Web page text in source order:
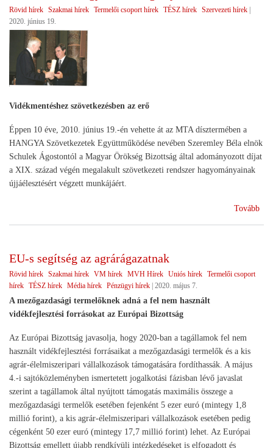
Rövid hírek Szakmai hírek Termelői csoport hírek TÉSZ hírek Szervezeti hírek
2020. június 19.
Vidékmentéshez szövetkezésben az erő
Éppen 10 éve, 2010. június 19.-én vehette át az MTA dísztermében a
HANGYA Szövetkezetek Együttműködése nevében Szeremley Béla elnök
Schulek Ágostontól a Magyar Örökség Bizottság által adományozott díjat
a XIX. század végén megalakult szövetkezeti rendszer hagyományainak
újjáélesztésért végzett munkájáért.
Tovább
EU-s segítség az agrárágazatnak
Rövid hírek Szakmai hírek VM hírek MVH Hírek Uniós hírek Termelői csoport
hírek TÉSZ hírek Média hírek Pénzügyi hírek | 2020. május 7.
A mezőgazdasági termelőknek adná a fel nem használt
vidékfejlesztési forrásokat az Európai Bizottság
Az Európai Bizottság javasolja, hogy 2020-ban a tagállamok fel nem
használt vidékfejlesztési forrásaikat a mezőgazdasági termelők és a kis
agrár-élelmiszeripari vállalkozások támogatására fordíthassák. A május
4.-i sajtóközleményben ismertetett jogalkotási fázisban lévő javaslat
szerint a tagállamok által nyújtott támogatás maximális összege a
mezőgazdasági termelők esetében fejenként 5 ezer euró (mintegy 1,8
millió forint), a kis agrár-élelmiszeripari vállalkozások esetében pedig
cégenként 50 ezer euró (mintegy 17,7 millió forint) lehet. Az Európai
Bizottság emellett újabb rendkívüli intézkedéseket is elfogadott és